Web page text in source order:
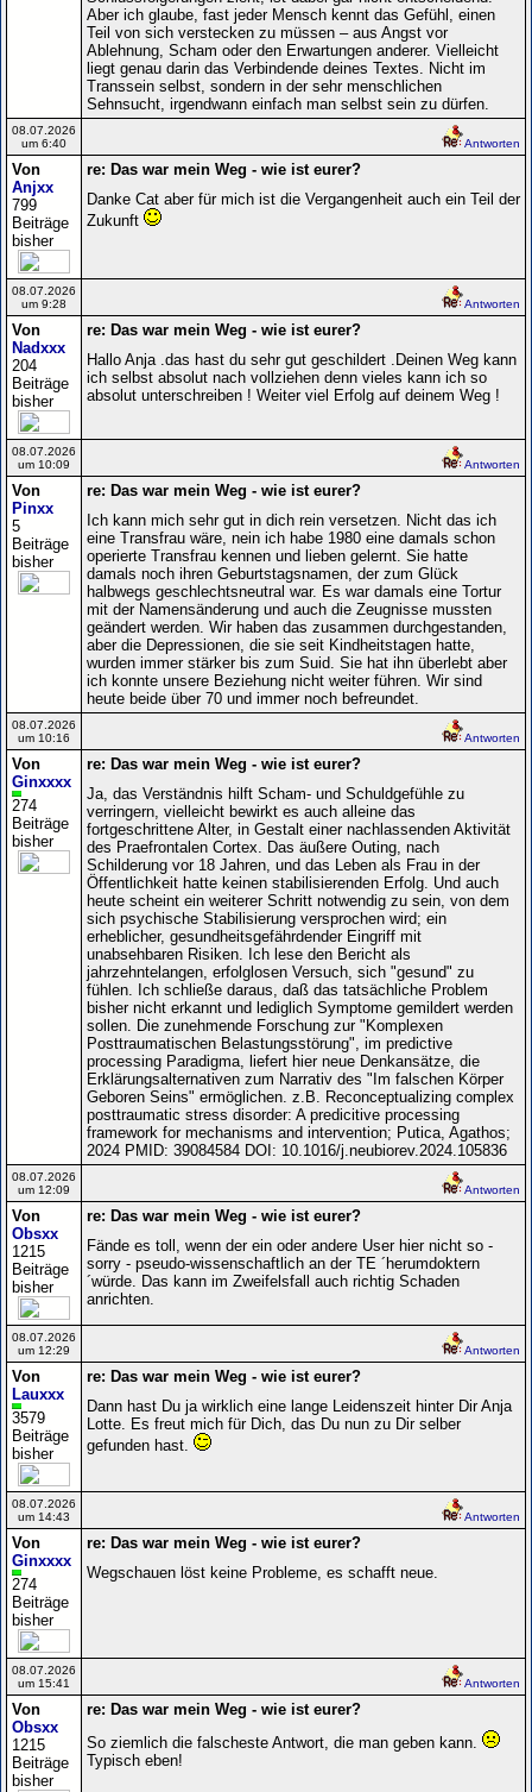
Aber ich glaube, fast jeder Mensch kennt das Gefühl, einen
Teil von sich verstecken zu müssen – aus Angst vor
Ablehnung, Scham oder den Erwartungen anderer. Vielleicht
liegt genau darin das Verbindende deines Textes. Nicht im
Transsein selbst, sondern in der sehr menschlichen
Sehnsucht, irgendwann einfach man selbst sein zu dürfen.
08.07.2026
um 6:40
Antworten
Von
Anjxx
799
Beiträge
bisher
re: Das war mein Weg - wie ist eurer?
Danke Cat aber für mich ist die Vergangenheit auch ein Teil der
Zukunft
08.07.2026
um 9:28
Antworten
Von
Nadxxx
204
Beiträge
bisher
re: Das war mein Weg - wie ist eurer?
Hallo Anja .das hast du sehr gut geschildert .Deinen Weg kann
ich selbst absolut nach vollziehen denn vieles kann ich so
absolut unterschreiben ! Weiter viel Erfolg auf deinem Weg !
08.07.2026
um 10:09
Antworten
Von
Pinxx
5
Beiträge
bisher
re: Das war mein Weg - wie ist eurer?
Ich kann mich sehr gut in dich rein versetzen. Nicht das ich
eine Transfrau wäre, nein ich habe 1980 eine damals schon
operierte Transfrau kennen und lieben gelernt. Sie hatte
damals noch ihren Geburtstagsnamen, der zum Glück
halbwegs geschlechtsneutral war. Es war damals eine Tortur
mit der Namensänderung und auch die Zeugnisse mussten
geändert werden. Wir haben das zusammen durchgestanden,
aber die Depressionen, die sie seit Kindheitstagen hatte,
wurden immer stärker bis zum Suid. Sie hat ihn überlebt aber
ich konnte unsere Beziehung nicht weiter führen. Wir sind
heute beide über 70 und immer noch befreundet.
08.07.2026
um 10:16
Antworten
Von
Ginxxxx
274
Beiträge
bisher
re: Das war mein Weg - wie ist eurer?
Ja, das Verständnis hilft Scham- und Schuldgefühle zu
verringern, vielleicht bewirkt es auch alleine das
fortgeschrittene Alter, in Gestalt einer nachlassenden Aktivität
des Praefrontalen Cortex. Das äußere Outing, nach
Schilderung vor 18 Jahren, und das Leben als Frau in der
Öffentlichkeit hatte keinen stabilisierenden Erfolg. Und auch
heute scheint ein weiterer Schritt notwendig zu sein, von dem
sich psychische Stabilisierung versprochen wird; ein
erheblicher, gesundheitsgefährdender Eingriff mit
unabsehbaren Risiken. Ich lese den Bericht als
jahrzehntelangen, erfolglosen Versuch, sich "gesund" zu
fühlen. Ich schließe daraus, daß das tatsächliche Problem
bisher nicht erkannt und lediglich Symptome gemildert werden
sollen. Die zunehmende Forschung zur "Komplexen
Posttraumatischen Belastungsstörung", im predictive
processing Paradigma, liefert hier neue Denkansätze, die
Erklärungsalternativen zum Narrativ des "Im falschen Körper
Geboren Seins" ermöglichen. z.B. Reconceptualizing complex
posttraumatic stress disorder: A predicitive processing
framework for mechanisms and intervention; Putica, Agathos;
2024 PMID: 39084584 DOI: 10.1016/j.neubiorev.2024.105836
08.07.2026
um 12:09
Antworten
Von
Obsxx
1215
Beiträge
bisher
re: Das war mein Weg - wie ist eurer?
Fände es toll, wenn der ein oder andere User hier nicht so -
sorry - pseudo-wissenschaftlich an der TE ´herumdoktern
´würde. Das kann im Zweifelsfall auch richtig Schaden
anrichten.
08.07.2026
um 12:29
Antworten
Von
Lauxxx
3579
Beiträge
bisher
re: Das war mein Weg - wie ist eurer?
Dann hast Du ja wirklich eine lange Leidenszeit hinter Dir Anja
Lotte. Es freut mich für Dich, das Du nun zu Dir selber
gefunden hast.
08.07.2026
um 14:43
Antworten
Von
Ginxxxx
274
Beiträge
bisher
re: Das war mein Weg - wie ist eurer?
Wegschauen löst keine Probleme, es schafft neue.
08.07.2026
um 15:41
Antworten
Von
Obsxx
1215
Beiträge
bisher
re: Das war mein Weg - wie ist eurer?
So ziemlich die falscheste Antwort, die man geben kann.
Typisch eben!